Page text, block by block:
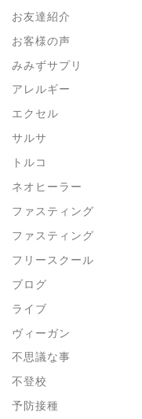
お友達紹介
お客様の声
みみずサプリ
アレルギー
エクセル
サルサ
トルコ
ネオヒーラー
ファスティング
ファスティング
フリースクール
ブログ
ライブ
ヴィーガン
不思議な事
不登校
予防接種